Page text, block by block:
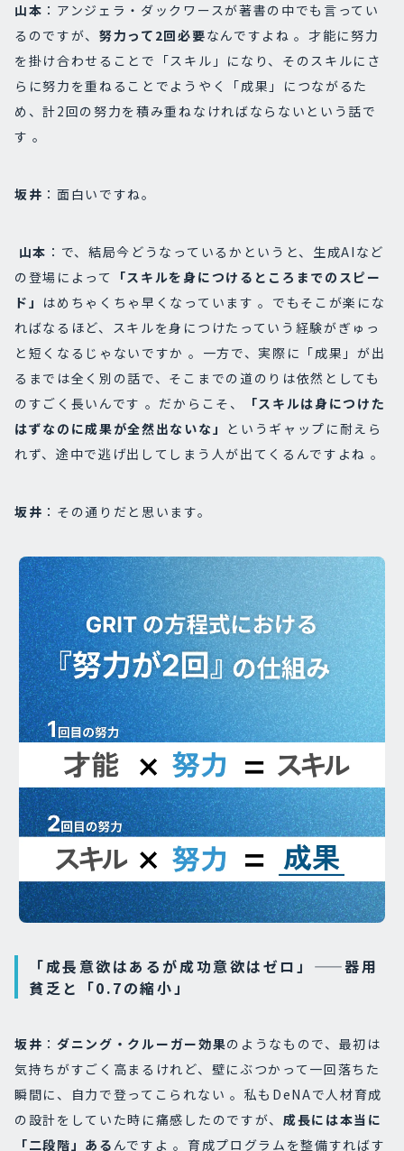
山本 ：アンジェラ・ダックワースが著書の中でも言ってい
るのですが、努力って2回必要なんですよね 。才能に努力
を掛け合わせることで「スキル」になり、そのスキルにさ
らに努力を重ねることでようやく「成果」につながるた
め、計2回の努力を積み重ねなければならないという話で
す 。
坂井 ：面白いですね。
山本 ：で、結局今どうなっているかというと、生成AIなど
の登場によって
「スキルを身につけるところまでのスピー
ド」 はめちゃくちゃ早くなっています 。でもそこが楽にな
ればなるほど、スキルを身につけたっていう経験がぎゅっ
と短くなるじゃないですか 。一方で、実際に「成果」が出
るまでは全く別の話で、そこまでの道のりは依然としても
のすごく長いんです 。だからこそ、
「スキルは身につけた
はずなのに成果が全然出ないな」 というギャップに耐えら
れず、途中で逃げ出してしまう人が出てくるんですよね 。
坂井 ：その通りだと思います。
「成長意欲はあるが成功意欲はゼロ」——器用
貧乏と「0.7の縮小」
坂井 ：ダニング・クルーガー効果のようなもので、最初は
気持ちがすごく高まるけれど、壁にぶつかって一回落ちた
瞬間に、自力で登ってこられない 。私もDeNAで人材育成
の設計をしていた時に痛感したのですが、 成長には本当に
「二段階」ある んですよ 。育成プログラムを整備すればす